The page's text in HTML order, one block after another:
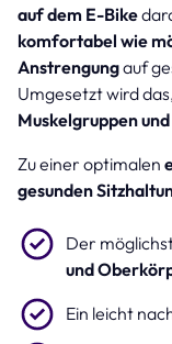
auf dem E-Bike
komfortabel wie
Anstrengungauf
Umgesetzt wird
Muskelgruppen
Zu einer optimalen
gesunden
Der
und
Ein leicht